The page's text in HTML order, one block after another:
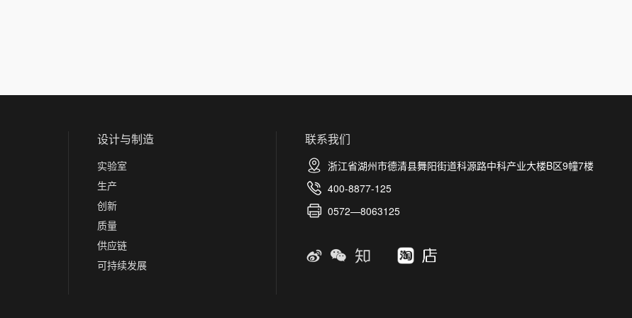
设计与制造
实验室
生产
创新
质量
供应链
可持续发展
联系我们
浙江省湖州市德清县舞阳街道科源路中科产业大楼B区9幢7楼
400-8877-125
0572—8063125